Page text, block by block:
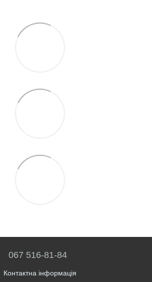
067 516-81-84
Контактна інформація